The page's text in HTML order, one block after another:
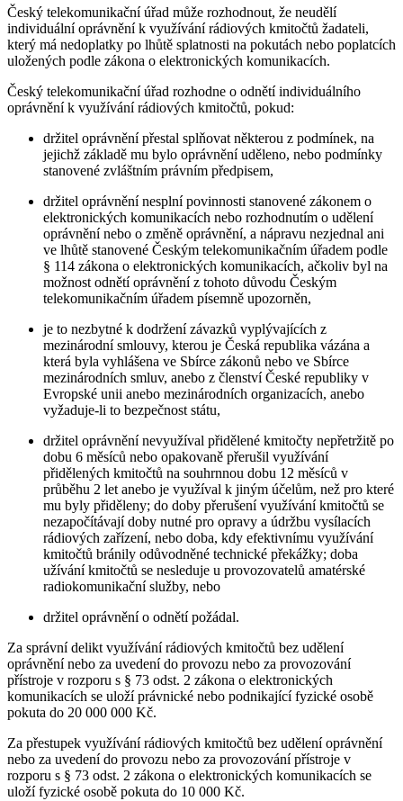
Český telekomunikační úřad může rozhodnout, že neudělí
individuální oprávnění k využívání rádiových kmitočtů žadateli,
který má nedoplatky po lhůtě splatnosti na pokutách nebo poplatcích
uložených podle zákona o elektronických komunikacích.
Český telekomunikační úřad rozhodne o odnětí individuálního
oprávnění k využívání rádiových kmitočtů, pokud:
držitel oprávnění přestal splňovat některou z podmínek, na
jejichž základě mu bylo oprávnění uděleno, nebo podmínky
stanovené zvláštním právním předpisem,
držitel oprávnění nesplní povinnosti stanovené zákonem o
elektronických komunikacích nebo rozhodnutím o udělení
oprávnění nebo o změně oprávnění, a nápravu nezjednal ani
ve lhůtě stanovené Českým telekomunikačním úřadem podle
§ 114 zákona o elektronických komunikacích, ačkoliv byl na
možnost odnětí oprávnění z tohoto důvodu Českým
telekomunikačním úřadem písemně upozorněn,
je to nezbytné k dodržení závazků vyplývajících z
mezinárodní smlouvy, kterou je Česká republika vázána a
která byla vyhlášena ve Sbírce zákonů nebo ve Sbírce
mezinárodních smluv, anebo z členství České republiky v
Evropské unii anebo mezinárodních organizacích, anebo
vyžaduje-li to bezpečnost státu,
držitel oprávnění nevyužíval přidělené kmitočty nepřetržitě po
dobu 6 měsíců nebo opakovaně přerušil využívání
přidělených kmitočtů na souhrnnou dobu 12 měsíců v
průběhu 2 let anebo je využíval k jiným účelům, než pro které
mu byly přiděleny; do doby přerušení využívání kmitočtů se
nezapočítávají doby nutné pro opravy a údržbu vysílacích
rádiových zařízení, nebo doba, kdy efektivnímu využívání
kmitočtů bránily odůvodněné technické překážky; doba
užívání kmitočtů se nesleduje u provozovatelů amatérské
radiokomunikační služby, nebo
držitel oprávnění o odnětí požádal.
Za správní delikt využívání rádiových kmitočtů bez udělení
oprávnění nebo za uvedení do provozu nebo za provozování
přístroje v rozporu s § 73 odst. 2 zákona o elektronických
komunikacích se uloží právnické nebo podnikající fyzické osobě
pokuta do 20 000 000 Kč.
Za přestupek využívání rádiových kmitočtů bez udělení oprávnění
nebo za uvedení do provozu nebo za provozování přístroje v
rozporu s § 73 odst. 2 zákona o elektronických komunikacích se
uloží fyzické osobě pokuta do 10 000 Kč.